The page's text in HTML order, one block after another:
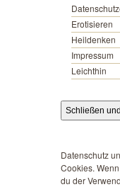
Erotisieren
Heildenken
Impressum
Leichthin
Datenschutz
Cookies.
du der